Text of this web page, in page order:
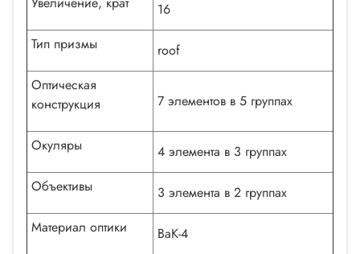
16
Тип призмы
roof
Оптическая
конструкция
7 элементов в 5 группах
Окуляры
4 элемента в 3 группах
Объективы
3 элемента в 2 группах
Материал оптики
BaK-4